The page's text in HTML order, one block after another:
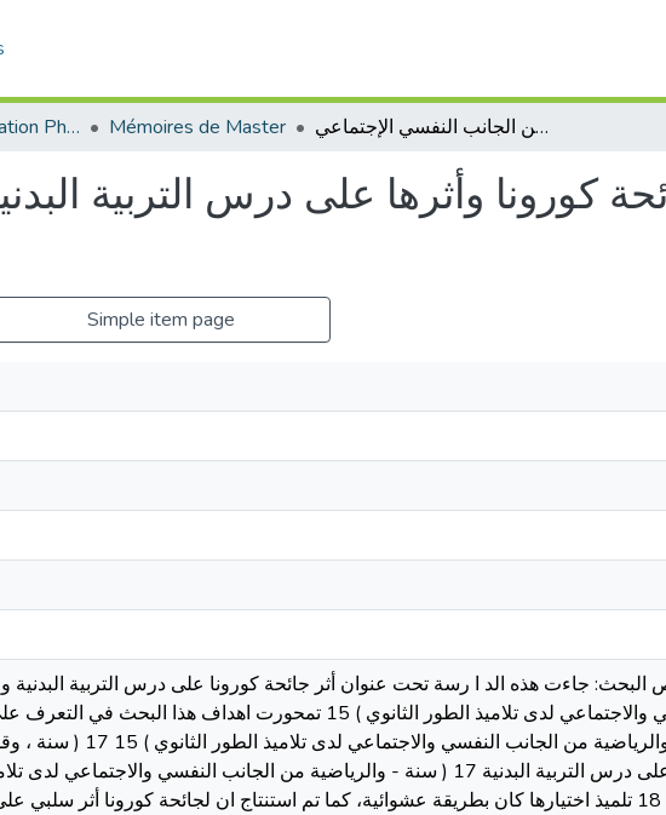
Département Éducation Physique et Sportive (EPS) Mémoires de Master جائحة كورونا وأثرها على درس التربية البدنية والرياضية من الجانب النفسي الإجتماعي
كورونا وأثرها على درس التربية
Simple item page
النفسي والاجتماعي لدى تلاميذ الطور الثانوي ) 15 تمحورت
البدنية والرياضية من
رستنا في 18 تلميذ اختيارها كان بطريقة عشوائية، كما تم استنتاج ان لجائحة كورونا أثر